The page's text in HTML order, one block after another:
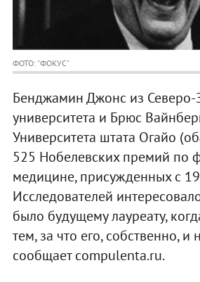
ФОТО: "ФОКУС"
Бенджамин Джонс из Северо-
университета и Брюс
Университета штата Огайо
525 Нобелевских премий по
медицине, присужденных с
Исследователей
было будущему лауреату,
тем, за что его, собственно, и
сообщает compulenta.ru.